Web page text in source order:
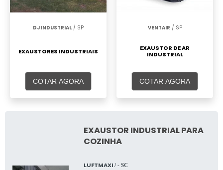
DJ INDUSTRIAL / SP
EXAUSTORES INDUSTRIAIS
COTAR AGORA
VENTAIR / SP
EXAUSTOR DE AR
INDUSTRIAL
COTAR AGORA
EXAUSTOR INDUSTRIAL PARA
COZINHA
LUFTMAXI / - SC